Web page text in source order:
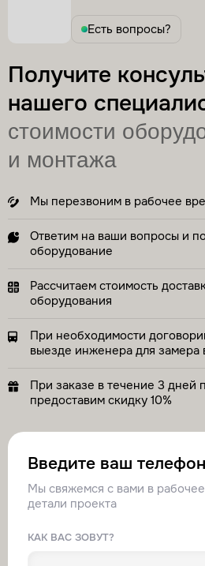
Есть вопросы?
Получите
нашего
стоимости
и монтажа
Мы перезвоним в рабочее
Ответим на ваши вопросы и
оборудование
Рассчитаем стоимость
оборудования
При необходимости
выезде инженера для замера
При заказе в течение 3 дней
предоставим скидку 10%
Введите ваш телефон
Мы свяжемся с вами в
детали проекта
КАК ВАС ЗОВУТ?